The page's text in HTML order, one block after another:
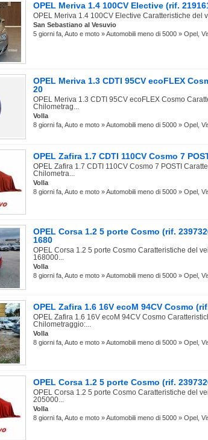
OPEL Meriva 1.4 100CV Elective (rif.
OPEL Meriva 1.4 100CV Elective Caratteristiche del
San Sebastiano al Vesuvio
5 giorni fa, Auto e moto » Automobili meno di 5000 » Opel,
OPEL Meriva 1.3 CDTI 95CV ecoFLEX
20
OPEL Meriva 1.3 CDTI 95CV ecoFLEX Cosmo
Chilometrag...
Volla
8 giorni fa, Auto e moto » Automobili meno di 5000 » Opel,
OPEL Zafira 1.7 CDTI 110CV Cosmo 7
OPEL Zafira 1.7 CDTI 110CV Cosmo 7 POSTI
Chilometra...
Volla
8 giorni fa, Auto e moto » Automobili meno di 5000 » Opel,
OPEL Corsa 1.2 5 porte Cosmo (rif.
1680
OPEL Corsa 1.2 5 porte Cosmo Caratteristiche del
168000...
Volla
8 giorni fa, Auto e moto » Automobili meno di 5000 » Opel,
OPEL Zafira 1.6 16V ecoM 94CV Cosmo
OPEL Zafira 1.6 16V ecoM 94CV Cosmo
Chilometraggio:...
Volla
8 giorni fa, Auto e moto » Automobili meno di 5000 » Opel,
OPEL Corsa 1.2 5 porte Cosmo (rif.
OPEL Corsa 1.2 5 porte Cosmo Caratteristiche del
205000...
Volla
8 giorni fa, Auto e moto » Automobili meno di 5000 » Opel,